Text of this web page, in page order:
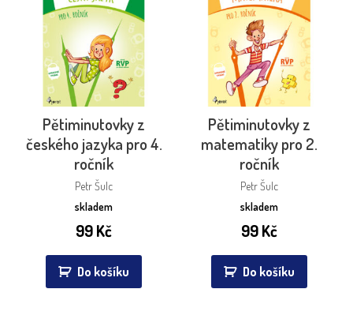
Pětiminutovky z
českého jazyka pro 4.
ročník
Petr Šulc
skladem
99Kč
Do košíku
Pětiminutovky z
matematiky pro 2.
ročník
Petr Šulc
skladem
99Kč
Do košíku